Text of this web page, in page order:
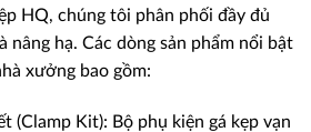
HQ, chúng tôi phân phối đầy đủ
nâng hạ. Các dòng sản phẩm nổi bật
xưởng bao gồm:
(Clamp Kit): Bộ phụ kiện gá kẹp vạn